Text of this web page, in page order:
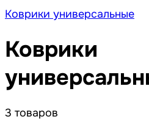
Коврики универсальные
Коврики
3 товаров